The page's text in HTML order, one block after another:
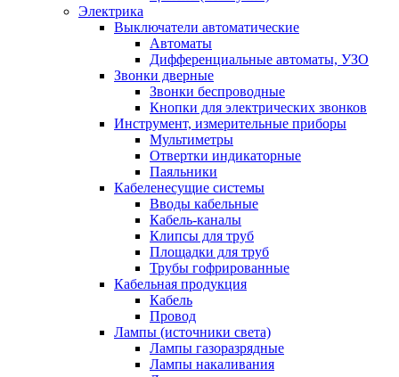
Электрика
Выключатели автоматические
Автоматы
Дифференциальные автоматы, УЗО
Звонки дверные
Звонки беспроводные
Кнопки для электрических звонков
Инструмент, измерительные приборы
Мультиметры
Отвертки индикаторные
Паяльники
Кабеленесущие системы
Вводы кабельные
Кабель-каналы
Клипсы для труб
Площадки для труб
Трубы гофрированные
Кабельная продукция
Кабель
Провод
Лампы (источники света)
Лампы газоразрядные
Лампы накаливания